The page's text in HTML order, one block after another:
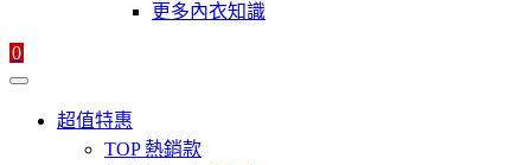
更多內衣知識
0
超值特惠
TOP 熱銷款